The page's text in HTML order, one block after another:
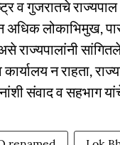
व गुजरातचे राज्यपाल
लोकाभिमुख,
असे राज्यपालांनी
न राहता,
संवाद व सहभाग